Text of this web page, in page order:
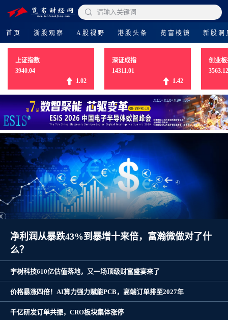
 请输入关键词
首页 浙股观察 A股视野 港股头条 览富棱镜 新股洞
上证指数
3940.04
1.02
深证成指
14311.01
1.42
创业
3563.12
净利润从暴跌43%到暴增十来倍，富瀚微做对了什
么？
宇树科技610亿估值落地，又一场顶级财富盛宴来了
价格暴涨四倍！AI算力强力赋能PCB，高端订单排至2027年
千亿研发订单共振，CRO板块集体涨停